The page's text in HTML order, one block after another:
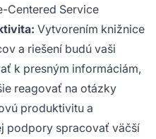
Centered Service
Vytvorením knižnice
a riešení budú vaši
k presným informáciám,
reagovať na otázky
produktivitu a
podpory spracovať väčší